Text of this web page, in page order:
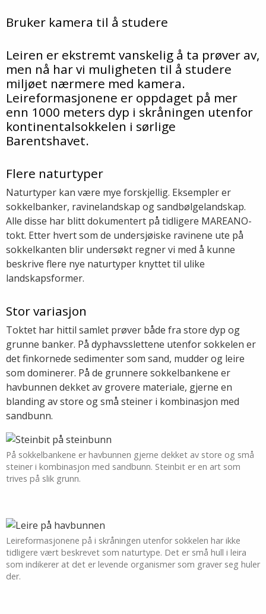
Bruker kamera til å studere
Leiren er ekstremt vanskelig å ta prøver av,
men nå har vi muligheten til å studere
miljøet nærmere med kamera.
Leireformasjonene er oppdaget på mer
enn 1000 meters dyp i skråningen utenfor
kontinentalsokkelen i sørlige
Barentshavet.
Flere naturtyper
Naturtyper kan være mye forskjellig. Eksempler er
sokkelbanker, ravinelandskap og sandbølgelandskap.
Alle disse har blitt dokumentert på tidligere MAREANO-
tokt. Etter hvert som de undersjøiske ravinene ute på
sokkelkanten blir undersøkt regner vi med å kunne
beskrive flere nye naturtyper knyttet til ulike
landskapsformer.
Stor variasjon
Toktet har hittil samlet prøver både fra store dyp og
grunne banker. På dyphavsslettene utenfor sokkelen er
det finkornede sedimenter som sand, mudder og leire
som dominerer. På de grunnere sokkelbankene er
havbunnen dekket av grovere materiale, gjerne en
blanding av store og små steiner i kombinasjon med
sandbunn.
På sokkelbankene er havbunnen gjerne dekket av store og små
steiner i kombinasjon med sandbunn. Steinbit er en art som
trives på slik grunn.
Leireformasjonene på i skråningen utenfor sokkelen har ikke
tidligere vært beskrevet som naturtype. Det er små hull i leira
som indikerer at det er levende organismer som graver seg huler
der.